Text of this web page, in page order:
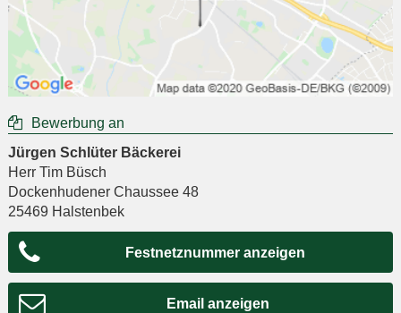
Bewerbung an
Jürgen Schlüter Bäckerei
Herr Tim Büsch
Dockenhudener Chaussee 48
25469 Halstenbek
Festnetznummer anzeigen
Email anzeigen